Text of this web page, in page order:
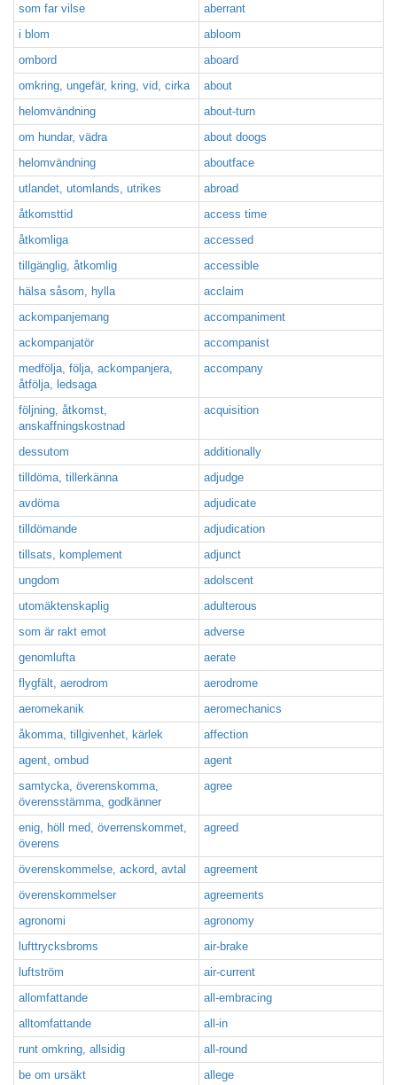
som far vilse
aberrant
i blom
abloom
ombord
aboard
omkring, ungefär, kring, vid, cirka
about
helomvändning
about-turn
om hundar, vädra
about doogs
helomvändning
aboutface
utlandet, utomlands, utrikes
abroad
åtkomsttid
access time
åtkomliga
accessed
tillgänglig, åtkomlig
accessible
hälsa såsom, hylla
acclaim
ackompanjemang
accompaniment
ackompanjatör
accompanist
medfölja, följa, ackompanjera,
åtfölja, ledsaga
accompany
följning, åtkomst,
anskaffningskostnad
acquisition
dessutom
additionally
tilldöma, tillerkänna
adjudge
avdöma
adjudicate
tilldömande
adjudication
tillsats, komplement
adjunct
ungdom
adolscent
utomäktenskaplig
adulterous
som är rakt emot
adverse
genomlufta
aerate
flygfält, aerodrom
aerodrome
aeromekanik
aeromechanics
åkomma, tillgivenhet, kärlek
affection
agent, ombud
agent
samtycka, överenskomma,
överensstämma, godkänner
agree
enig, höll med, överrenskommet,
överens
agreed
överenskommelse, ackord, avtal
agreement
överenskommelser
agreements
agronomi
agronomy
lufttrycksbroms
air-brake
luftström
air-current
allomfattande
all-embracing
alltomfattande
all-in
runt omkring, allsidig
all-round
be om ursäkt
allege